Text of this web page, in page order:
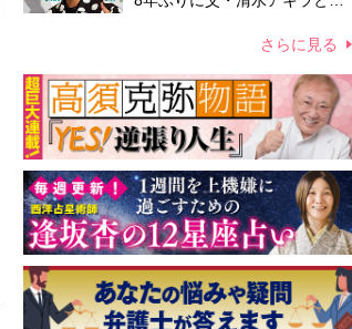
ていたが…周囲が懸念していた
さらに見る